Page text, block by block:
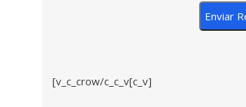
[v_c_crow/c_c_v[c_v]